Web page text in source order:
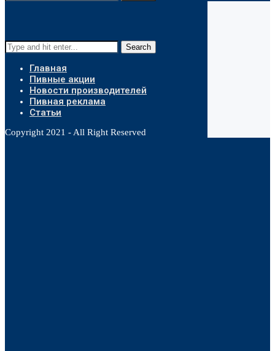
Search
Главная
Пивные акции
Новости производителей
Пивная реклама
Статьи
Copyright 2021 - All Right Reserved